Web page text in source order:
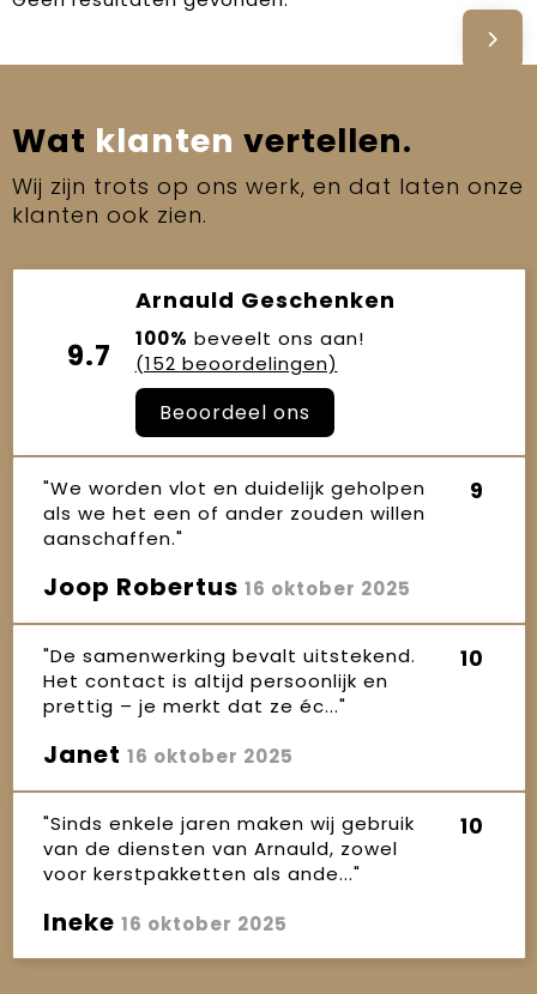
Wat klanten vertellen.
Wij zijn trots op ons werk, en dat laten onze
klanten ook zien.
9.7
Arnauld Geschenken
100% beveelt ons aan!
(152 beoordelingen)
Beoordeel ons
"We worden vlot en duidelijk geholpen
als we het een of ander zouden willen
aanschaffen."
9
Joop Robertus 16 oktober 2025
"De samenwerking bevalt uitstekend.
Het contact is altijd persoonlijk en
prettig – je merkt dat ze éc..."
10
Janet 16 oktober 2025
"Sinds enkele jaren maken wij gebruik
van de diensten van Arnauld, zowel
voor kerstpakketten als ande..."
10
Ineke 16 oktober 2025